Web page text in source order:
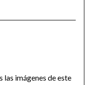
las imágenes de este